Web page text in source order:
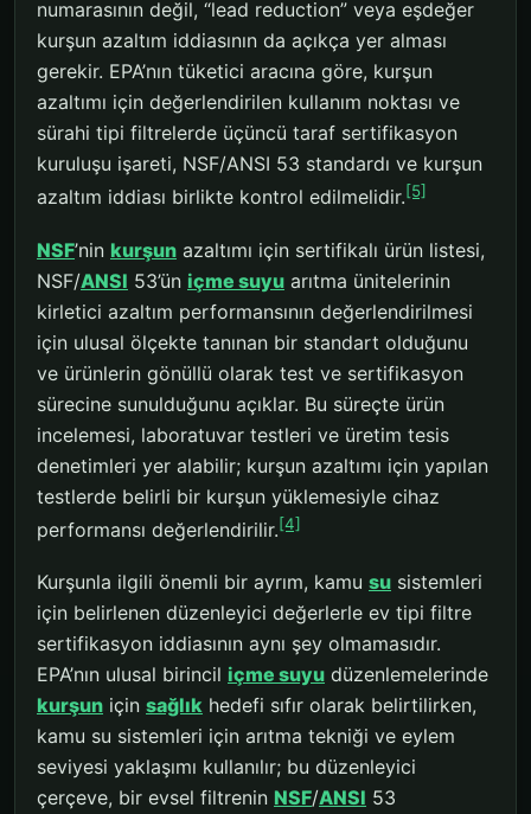
numarasının değil, “lead reduction” veya eşdeğer
kurşun azaltım iddiasının da açıkça yer alması
gerekir. EPA’nın tüketici aracına göre, kurşun
azaltımı için değerlendirilen kullanım noktası ve
sürahi tipi filtrelerde üçüncü taraf sertifikasyon
kuruluşu işareti, NSF/ANSI 53 standardı ve kurşun
azaltım iddiası birlikte kontrol edilmelidir.[5]
NSF’nin kurşun azaltımı için sertifikalı ürün listesi,
NSF/ANSI 53’ün içme suyu arıtma ünitelerinin
kirletici azaltım performansının değerlendirilmesi
için ulusal ölçekte tanınan bir standart olduğunu
ve ürünlerin gönüllü olarak test ve sertifikasyon
sürecine sunulduğunu açıklar. Bu süreçte ürün
incelemesi, laboratuvar testleri ve üretim tesis
denetimleri yer alabilir; kurşun azaltımı için yapılan
testlerde belirli bir kurşun yüklemesiyle cihaz
performansı değerlendirilir.[4]
Kurşunla ilgili önemli bir ayrım, kamu su sistemleri
için belirlenen düzenleyici değerlerle ev tipi filtre
sertifikasyon iddiasının aynı şey olmamasıdır.
EPA’nın ulusal birincil içme suyu düzenlemelerinde
kurşun için sağlık hedefi sıfır olarak belirtilirken,
kamu su sistemleri için arıtma tekniği ve eylem
seviyesi yaklaşımı kullanılır; bu düzenleyici
çerçeve, bir evsel filtrenin NSF/ANSI 53